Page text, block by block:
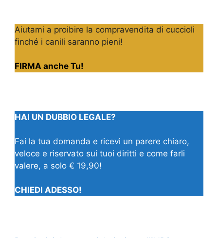
Aiutami a proibire la compravendita di cuccioli
finché i canili saranno pieni!
FIRMA anche Tu!
HAI UN DUBBIO LEGALE?
Fai la tua domanda e ricevi un parere chiaro,
veloce e riservato sui tuoi diritti e come farli
valere, a solo € 19,90!
CHIEDI ADESSO!